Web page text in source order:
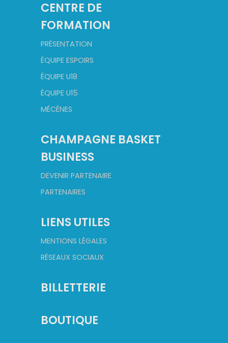
CENTRE DE
FORMATION
PRÉSENTATION
ÉQUIPE ESPOIRS
ÉQUIPE U18
ÉQUIPE U15
MÉCÈNES
CHAMPAGNE BASKET
BUSINESS
DEVENIR PARTENAIRE
PARTENAIRES
LIENS UTILES
MENTIONS LÉGALES
RÉSEAUX SOCIAUX
BILLETTERIE
BOUTIQUE